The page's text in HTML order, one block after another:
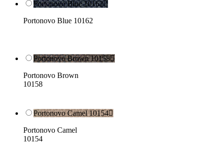
Portonovo Blue 10162
Portonovo Blue 10162
Portonovo Brown 10158
Portonovo Brown
10158
Portonovo Camel 10154
Portonovo Camel
10154